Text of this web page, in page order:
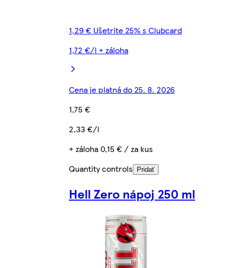
1,29 € Ušetrite 25% s Clubcard
1,72 €/l + záloha
Cena je platná do 25. 8. 2026
1,75 €
2,33 €/l
+ záloha 0,15 € / za kus
Quantity controls
Pridať
Hell Zero nápoj 250 ml